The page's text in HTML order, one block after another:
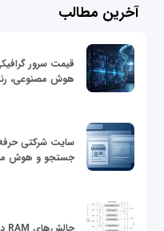
آخرین مطالب
هوش مصنوعی،
سایت شرکتی
جستجو و هوش